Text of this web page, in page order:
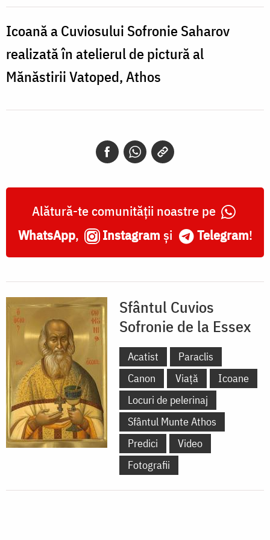
de
la
Essex
Icoană a Cuviosului Sofronie Saharov
realizată în atelierul de pictură al
Mănăstirii Vatoped, Athos
Alătură-te comunității noastre pe
WhatsApp, Instagram și Telegram!
Sfântul Cuvios
Sofronie de la Essex
Acatist
Paraclis
Canon
Viață
Icoane
Locuri de pelerinaj
Sfântul Munte Athos
Predici
Video
Fotografii